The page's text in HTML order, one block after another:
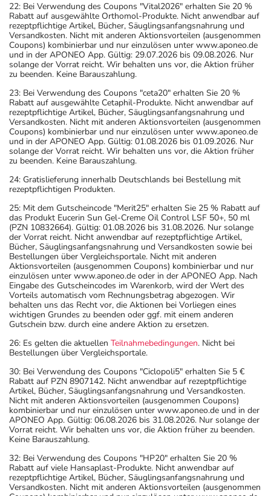
22: Bei Verwendung des Coupons "Vital2026" erhalten Sie 20 %
Rabatt auf ausgewählte Orthomol-Produkte. Nicht anwendbar auf
rezeptpflichtige Artikel, Bücher, Säuglingsanfangsnahrung und
Versandkosten. Nicht mit anderen Aktionsvorteilen (ausgenommen
Coupons) kombinierbar und nur einzulösen unter www.aponeo.de
und in der APONEO App. Gültig: 29.07.2026 bis 09.08.2026. Nur
solange der Vorrat reicht. Wir behalten uns vor, die Aktion früher
zu beenden. Keine Barauszahlung.
23: Bei Verwendung des Coupons "ceta20" erhalten Sie 20 %
Rabatt auf ausgewählte Cetaphil-Produkte. Nicht anwendbar auf
rezeptpflichtige Artikel, Bücher, Säuglingsanfangsnahrung und
Versandkosten. Nicht mit anderen Aktionsvorteilen (ausgenommen
Coupons) kombinierbar und nur einzulösen unter www.aponeo.de
und in der APONEO App. Gültig: 01.08.2026 bis 01.09.2026. Nur
solange der Vorrat reicht. Wir behalten uns vor, die Aktion früher
zu beenden. Keine Barauszahlung.
24: Gratislieferung innerhalb Deutschlands bei Bestellung mit
rezeptpflichtigen Produkten.
25: Mit dem Gutscheincode "Merit25" erhalten Sie 25 % Rabatt auf
das Produkt Eucerin Sun Gel-Creme Oil Control LSF 50+, 50 ml
(PZN 10832664). Gültig: 01.08.2026 bis 31.08.2026. Nur solange
der Vorrat reicht. Nicht anwendbar auf rezeptpflichtige Artikel,
Bücher, Säuglingsanfangsnahrung und Versandkosten sowie bei
Bestellungen über Vergleichsportale. Nicht mit anderen
Aktionsvorteilen (ausgenommen Coupons) kombinierbar und nur
einzulösen unter www.aponeo.de oder in der APONEO App. Nach
Eingabe des Gutscheincodes im Warenkorb, wird der Wert des
Vorteils automatisch vom Rechnungsbetrag abgezogen. Wir
behalten uns das Recht vor, die Aktionen bei Vorliegen eines
wichtigen Grundes zu beenden oder ggf. mit einem anderen
Gutschein bzw. durch eine andere Aktion zu ersetzen.
26: Es gelten die aktuellen Teilnahmebedingungen. Nicht bei
Bestellungen über Vergleichsportale.
30: Bei Verwendung des Coupons "Ciclopoli5" erhalten Sie 5 €
Rabatt auf PZN 8907142. Nicht anwendbar auf rezeptpflichtige
Artikel, Bücher, Säuglingsanfangsnahrung und Versandkosten.
Nicht mit anderen Aktionsvorteilen (ausgenommen Coupons)
kombinierbar und nur einzulösen unter www.aponeo.de und in der
APONEO App. Gültig: 06.08.2026 bis 31.08.2026. Nur solange der
Vorrat reicht. Wir behalten uns vor, die Aktion früher zu beenden.
Keine Barauszahlung.
32: Bei Verwendung des Coupons "HP20" erhalten Sie 20 %
Rabatt auf viele Hansaplast-Produkte. Nicht anwendbar auf
rezeptpflichtige Artikel, Bücher, Säuglingsanfangsnahrung und
Versandkosten. Nicht mit anderen Aktionsvorteilen (ausgenommen